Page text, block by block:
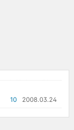
2008.03.24
10